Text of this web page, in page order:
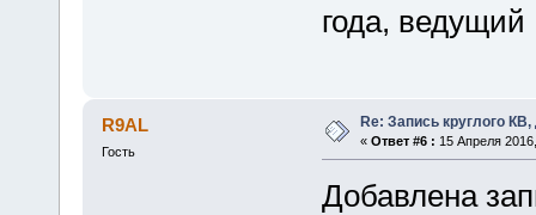
года, ведущий
R9AL
Гость
Re: Запись круглого
« Ответ #6 : 15 Апреля
Добавлена